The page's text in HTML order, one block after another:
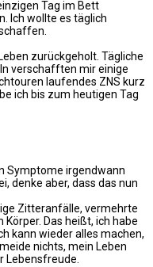
Tag im Bett
Ich wollte es täglich
zurückgeholt. Tägliche
verschafften mir einige
laufendes ZNS kurz
ich bis zum heutigen Tag
Symptome irgendwann
denke aber, dass das nun
Zitteranfälle, vermehrte
Das heißt, ich habe
kann wieder alles machen,
nichts, mein Leben
Lebensfreude.